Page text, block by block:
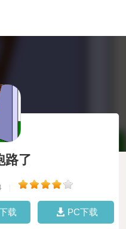
路了
载 PC下载